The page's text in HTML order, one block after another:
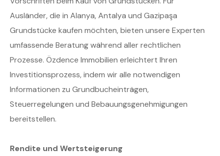
Ausländer, die in Alanya, Antalya und Gazipaşa
Grundstücke kaufen möchten, bieten unsere Experten
umfassende Beratung während aller rechtlichen
Prozesse. Özdence Immobilien erleichtert Ihren
Investitionsprozess, indem wir alle notwendigen
Informationen zu Grundbucheinträgen,
Steuerregelungen und Bebauungsgenehmigungen
bereitstellen.
Rendite und Wertsteigerung